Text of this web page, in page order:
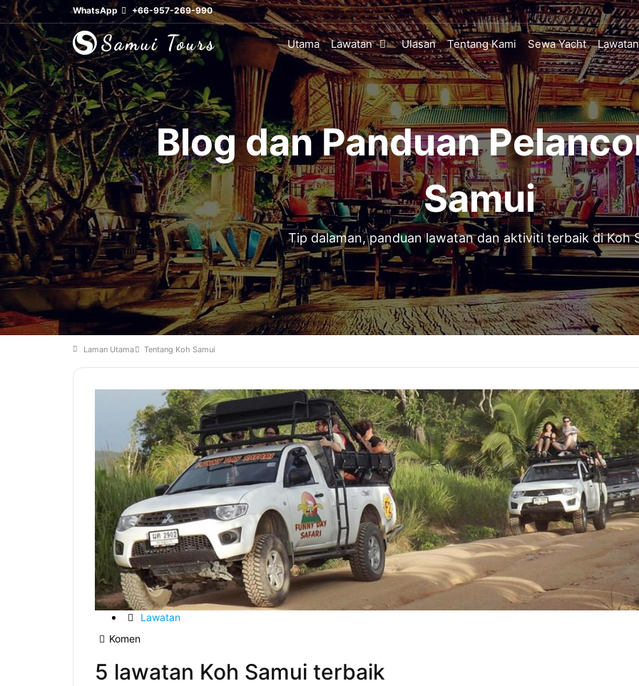
WhatsApp +66-957-269-990
Utama Lawatan Ulasan Tentang Kami Sewa Yacht
Blog dan Panduan
Samui
Tip dalaman, panduan lawatan dan aktiviti terbaik di Koh
Laman Utama Tentang Koh Samui
Lawatan
Komen
5 lawatan Koh Samui terbaik